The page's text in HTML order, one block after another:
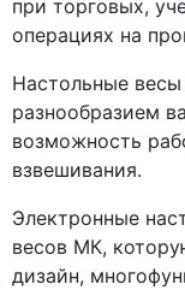
при торговых,
операциях на
Настольные
разнообразием
возможность
взвешивания.
Электронные
весов МК,
дизайн,